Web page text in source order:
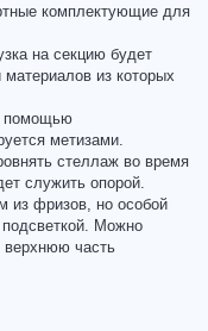
комплектующие для
на секцию будет
из которых
помощью
метизами.
стеллаж во время
служить опорой.
из фризов, но особой
подсветкой. Можно
верхнюю часть